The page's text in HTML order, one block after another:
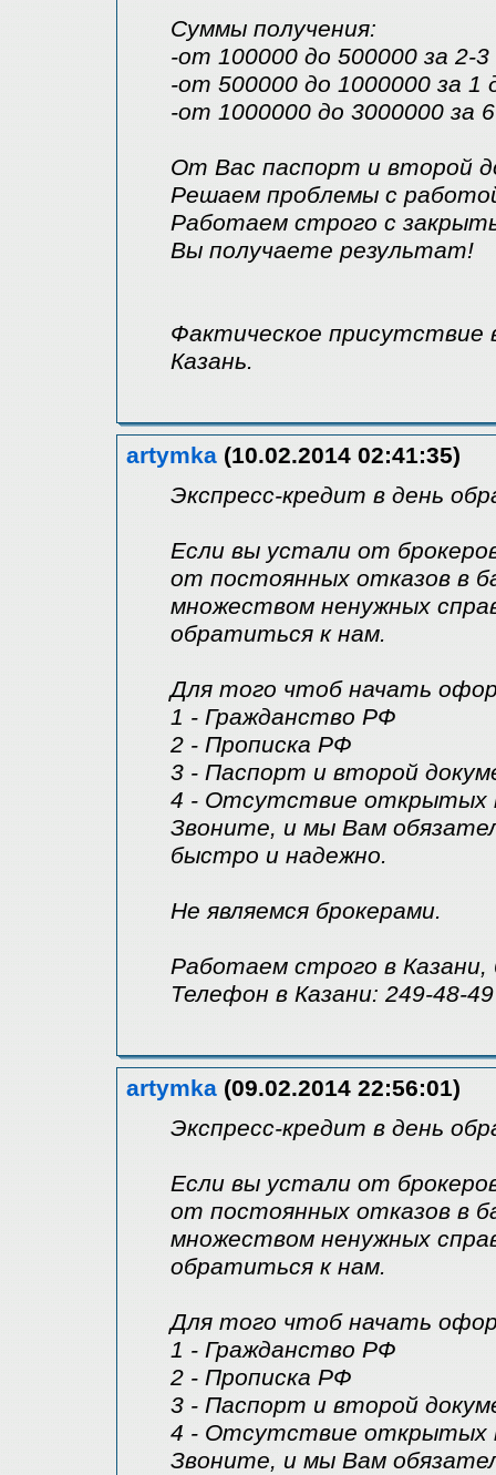
Суммы получения:
-от 100000 до 500000 за 2-3
-от 500000 до 1000000 за 1
-от 1000000 до 3000000 за
От Вас паспорт и второй
Решаем проблемы с
Работаем строго с
Вы получаете результат!
Фактическое присутствие
Казань.
artymka (10.02.2014 02:41:35)
Экспресс-кредит в день
Если вы устали от
от постоянных отказов в
множеством ненужных
обратиться к нам.
Для того чтоб начать
1 - Гражданство РФ
2 - Прописка РФ
3 - Паспорт и второй
4 - Отсутствие открытых
Звоните, и мы Вам
быстро и надежно.
Не являемся брокерами.
Работаем строго в Казани,
Телефон в Казани: 249-48-49
artymka (09.02.2014 22:56:01)
Экспресс-кредит в день
Если вы устали от
от постоянных отказов в
множеством ненужных
обратиться к нам.
Для того чтоб начать
1 - Гражданство РФ
2 - Прописка РФ
3 - Паспорт и второй
4 - Отсутствие открытых
Звоните, и мы Вам